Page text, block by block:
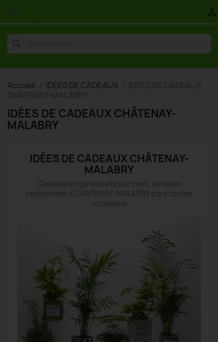

search
Accueil IDÉES DE CADEAUX
IDÉES DE CADEAUX
CHÂTENAY-MALABRY
IDÉES DE CADEAUX CHÂTENAY-
MALABRY
IDÉES DE CADEAUX CHÂTENAY-
MALABRY
Cadeaux originaux et pas chers, livrables
rapidement à CHÂTENAY-MALABRY pour toutes
occasions